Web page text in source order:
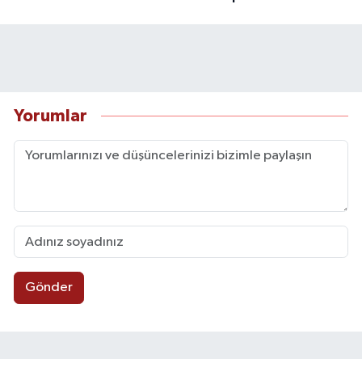
Yorumlar
Gönder